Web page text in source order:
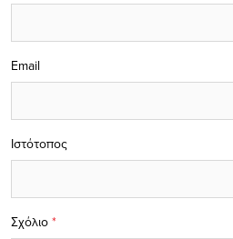
Σχόλιο *
Email
Ιστότοπος